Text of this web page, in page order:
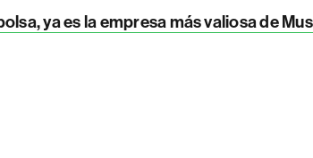
ya es la empresa más valiosa de